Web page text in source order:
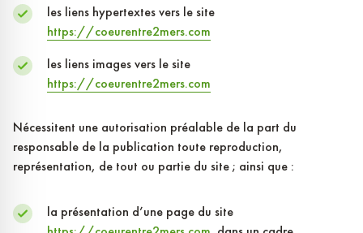
les liens hypertextes vers le site
https://coeurentre2mers.com
les liens images vers le site
https://coeurentre2mers.com
Nécessitent une autorisation préalable de la part du
responsable de la publication toute reproduction,
représentation, de tout ou partie du site ; ainsi que :
la présentation d’une page du site